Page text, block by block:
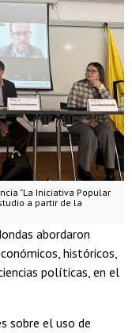
"La Iniciativa Popular
a partir de la
abordaron
históricos,
políticas, en el
sobre el uso de